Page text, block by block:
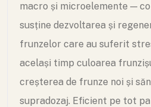
macro și microelemente —
susține dezvoltarea și
frunzelor care au suferit
același timp culoarea
creșterea de frunze noi și
supradozaj. Eficient pe tot